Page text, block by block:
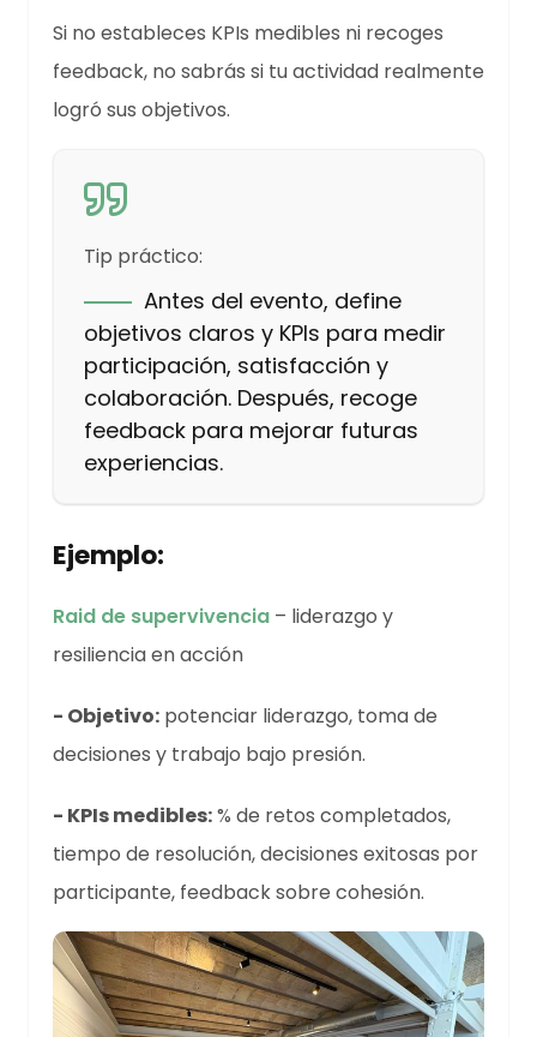
Si no estableces KPIs medibles ni recoges
feedback, no sabrás si tu actividad realmente
logró sus objetivos.
Tip práctico:
Antes del evento, define
objetivos claros y KPIs para medir
participación, satisfacción y
colaboración. Después, recoge
feedback para mejorar futuras
experiencias.
Ejemplo:
Raid de supervivencia – liderazgo y
resiliencia en acción
- Objetivo: potenciar liderazgo, toma de
decisiones y trabajo bajo presión.
- KPIs medibles:% de retos completados,
tiempo de resolución, decisiones exitosas por
participante, feedback sobre cohesión.